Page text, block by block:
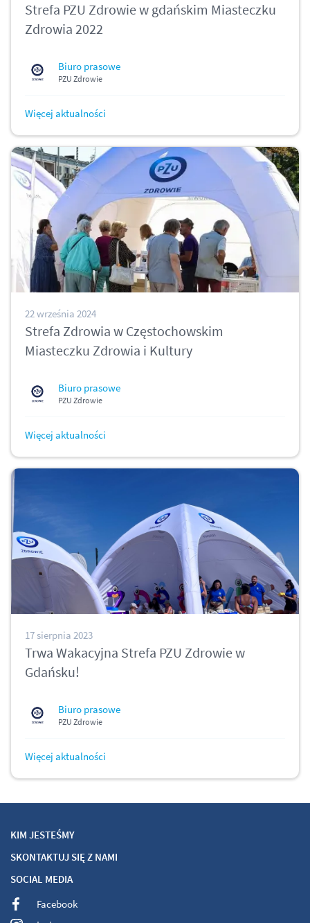
Strefa PZU Zdrowie w gdańskim Miasteczku
Zdrowia 2022
Biuro prasowe
PZU Zdrowie
Więcej aktualności
22 września 2024
Strefa Zdrowia w Częstochowskim
Miasteczku Zdrowia i Kultury
Biuro prasowe
PZU Zdrowie
Więcej aktualności
17 sierpnia 2023
Trwa Wakacyjna Strefa PZU Zdrowie w
Gdańsku!
Biuro prasowe
PZU Zdrowie
Więcej aktualności
KIM JESTEŚMY
SKONTAKTUJ SIĘ Z NAMI
SOCIAL MEDIA
Facebook